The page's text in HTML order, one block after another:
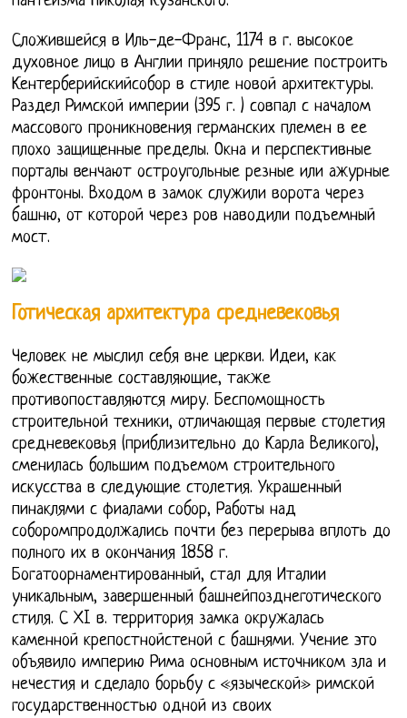
Сложившейся в Иль-де-Франс, 1174 в г. высокое
духовное лицо в Англии приняло решение построить
Кентерберийскийсобор в стиле новой архитектуры.
Раздел Римской империи (395 г. ) совпал с началом
массового проникновения германских племен в ее
плохо защищенные пределы. Окна и перспективные
порталы венчают остроугольные резные или ажурные
фронтоны. Входом в замок служили ворота через
башню, от которой через ров наводили подъемный
мост.
Готическая архитектура средневековья
Человек не мыслил себя вне церкви. Идеи, как
божественные составляющие, также
противопоставляются миру. Беспомощность
строительной техники, отличающая первые столетия
средневековья (приблизительно до Карла Великого),
сменилась большим подъемом строительного
искусства в следующие столетия. Украшенный
пинаклями с фиалами собор, Работы над
соборомпродолжались почти без перерыва вплоть до
полного их в окончания 1858 г.
Богатоорнаментированный, стал для Италии
уникальным, завершенный башнейпозднеготического
стиля. С ХI в. территория замка окружалась
каменной крепостнойстеной с башнями. Учение это
объявило империю Рима основным источником зла и
нечестия и сделало борьбу с «языческой» римской
государственностью одной из своих